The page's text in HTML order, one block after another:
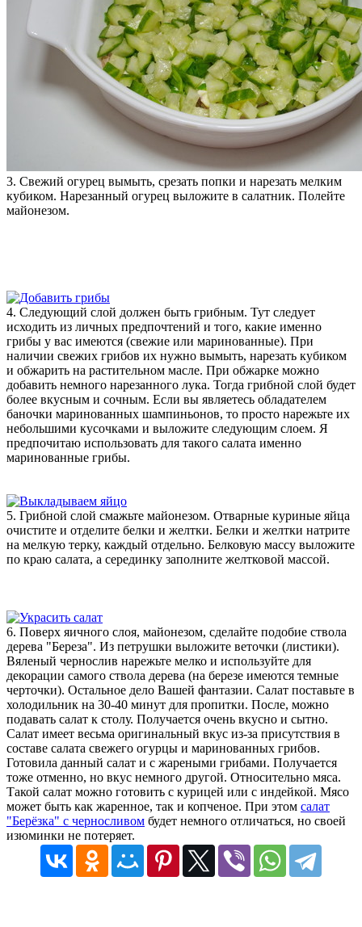
3. Свежий огурец вымыть, срезать попки и нарезать мелким
кубиком. Нарезанный огурец выложите в салатник. Полейте
майонезом.
4. Следующий слой должен быть грибным. Тут следует
исходить из личных предпочтений и того, какие именно
грибы у вас имеются (свежие или маринованные). При
наличии свежих грибов их нужно вымыть, нарезать кубиком
и обжарить на растительном масле. При обжарке можно
добавить немного нарезанного лука. Тогда грибной слой будет
более вкусным и сочным. Если вы являетесь обладателем
баночки маринованных шампиньонов, то просто нарежьте их
небольшими кусочками и выложите следующим слоем. Я
предпочитаю использовать для такого салата именно
маринованные грибы.
5. Грибной слой смажьте майонезом. Отварные куриные яйца
очистите и отделите белки и желтки. Белки и желтки натрите
на мелкую терку, каждый отдельно. Белковую массу выложите
по краю салата, а серединку заполните желтковой массой.
6. Поверх яичного слоя, майонезом, сделайте подобие ствола
дерева "Береза". Из петрушки выложите веточки (листики).
Вяленый чернослив нарежьте мелко и используйте для
декорации самого ствола дерева (на березе имеются темные
черточки). Остальное дело Вашей фантазии. Салат поставьте в
холодильник на 30-40 минут для пропитки. После, можно
подавать салат к столу. Получается очень вкусно и сытно.
Салат имеет весьма оригинальный вкус из-за присутствия в
составе салата свежего огурцы и маринованных грибов.
Готовила данный салат и с жареными грибами. Получается
тоже отменно, но вкус немного другой. Относительно мяса.
Такой салат можно готовить с курицей или с индейкой. Мясо
может быть как жаренное, так и копченое. При этом салат
"Берёзка" с черносливом будет немного отличаться, но своей
изюминки не потеряет.